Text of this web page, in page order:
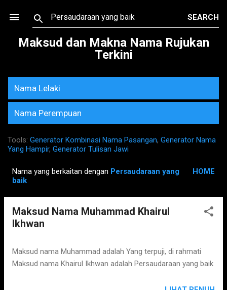
Skip to main content
Maksud dan Makna Nama Rujukan
Terkini
Nama Lelaki
Nama Perempuan
Tools: Generator Kombinasi Nama Pasangan, Generator Nama
Yang Hampir, Generator Tulisan Jawi
Nama yang berkaitan dengan Persaudaraan yang
baik
HOME
Maksud Nama Muhammad Khairul
Ikhwan
Maksud nama Muhammad adalah Yang terpuji, di rahmati
Maksud nama Khairul Ikhwan adalah Persaudaraan yang baik